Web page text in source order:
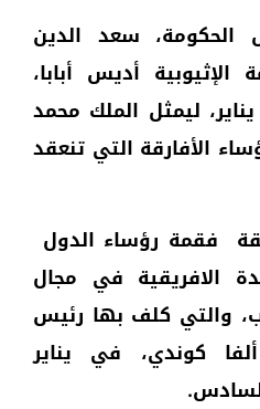
سعد الدين
الإثيوبية أديس أبابا،
زوال اليوم السبت 27 يناير، ليمثل الملك محمد
الأفارقة التي تنعقد
فقمة رؤساء الدول
الافريقية في مجال
والتي كلف بها رئيس
ألفا كوندي، في يناير